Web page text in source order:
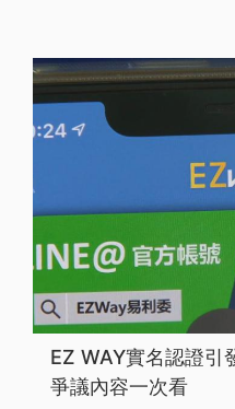
EZ WAY實名認證引
爭議內容一次看